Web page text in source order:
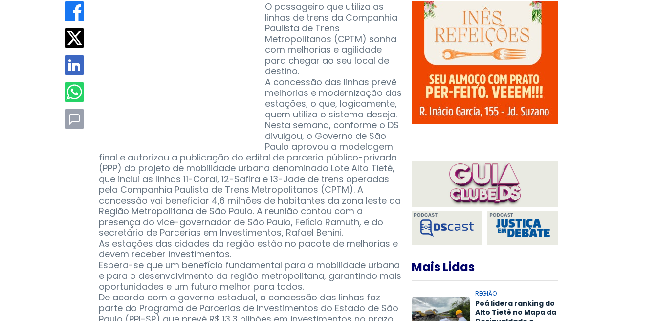
O passageiro que utiliza as
linhas de trens da Companhia
Paulista de Trens
Metropolitanos (CPTM) sonha
com melhorias e agilidade
para chegar ao seu local de
destino.
A concessão das linhas prevê
melhorias e modernização das
estações, o que, logicamente,
quem utiliza o sistema deseja.
Nesta semana, conforme o DS
divulgou, o Governo de São
Paulo aprovou a modelagem
final e autorizou a publicação do edital de parceria público-privada
(PPP) do projeto de mobilidade urbana denominado Lote Alto Tietê,
que inclui as linhas 11-Coral, 12-Safira e 13-Jade de trens operadas
pela Companhia Paulista de Trens Metropolitanos (CPTM). A
concessão vai beneficiar 4,6 milhões de habitantes da zona leste da
Região Metropolitana de São Paulo. A reunião contou com a
presença do vice-governador de São Paulo, Felício Ramuth, e do
secretário de Parcerias em Investimentos, Rafael Benini.
As estações das cidades da região estão no pacote de melhorias e
devem receber investimentos.
Espera-se que um benefício fundamental para a mobilidade urbana
e para o desenvolvimento da região metropolitana, garantindo mais
oportunidades e um futuro melhor para todos.
De acordo com o governo estadual, a concessão das linhas faz
parte do Programa de Parcerias de Investimentos do Estado de São
Mais Lidas
REGIÃO
Poá lidera ranking do
Alto Tietê no Mapa da